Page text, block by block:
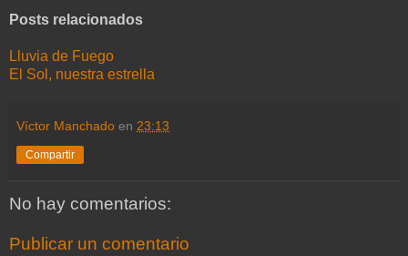
Posts relacionados
Lluvia de Fuego
El Sol, nuestra estrella
Víctor Manchado en 23:13
Compartir
No hay comentarios:
Publicar un comentario